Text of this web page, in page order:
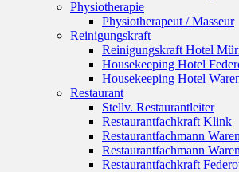
Physiotherapie
Physiotherapeut / Masseur
Reinigungskraft
Reinigungskraft Hotel
Housekeeping Hotel
Housekeeping Hotel
Restaurant
Stellv. Restaurantleiter
Restaurantfachkraft Klink
Restaurantfachmann
Restaurantfachmann
Restaurantfachkraft